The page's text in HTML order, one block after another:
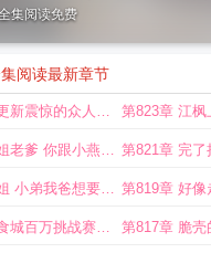
集阅读免费
阅读最新章节
新震惊的众人还 第823章 江枫
息了吧
老爹 你跟小燕在
么
第821章 完了
忘了
小弟我爸想要见 第819章 好像
一切才刚刚开
城百万挑战赛无 第817章 脆壳